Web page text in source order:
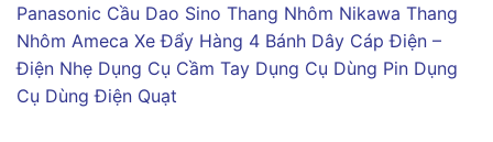
Panasonic Cầu Dao Sino Thang Nhôm Nikawa Thang
Nhôm Ameca Xe Đẩy Hàng 4 Bánh Dây Cáp Điện –
Điện Nhẹ Dụng Cụ Cầm Tay Dụng Cụ Dùng Pin Dụng
Cụ Dùng Điện Quạt